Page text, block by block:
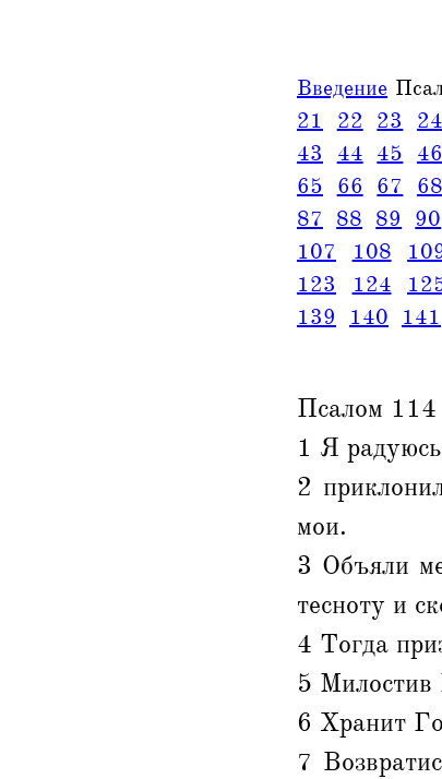
Введение
21
22 23 24
43
44 45 46
65 66 67 68
87 88 89 90
107
108
123
124
139
140 141
Псалом 114
1 Я
2
мои.
3 Объяли
тесноту и
4 Тогда
5 Милостив
6 Хранит
7